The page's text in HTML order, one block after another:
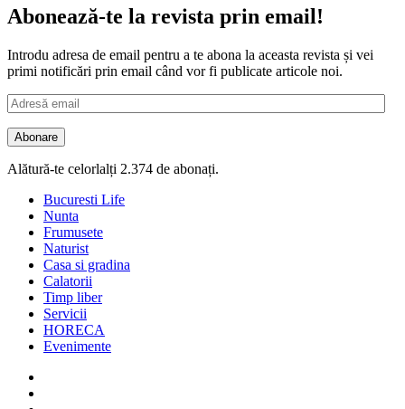
Abonează-te la revista prin email!
Introdu adresa de email pentru a te abona la aceasta revista și vei
primi notificări prin email când vor fi publicate articole noi.
Adresă
email
Abonare
Alătură-te celorlalți 2.374 de abonați.
Bucuresti Life
Nunta
Frumusete
Naturist
Casa si gradina
Calatorii
Timp liber
Servicii
HORECA
Evenimente